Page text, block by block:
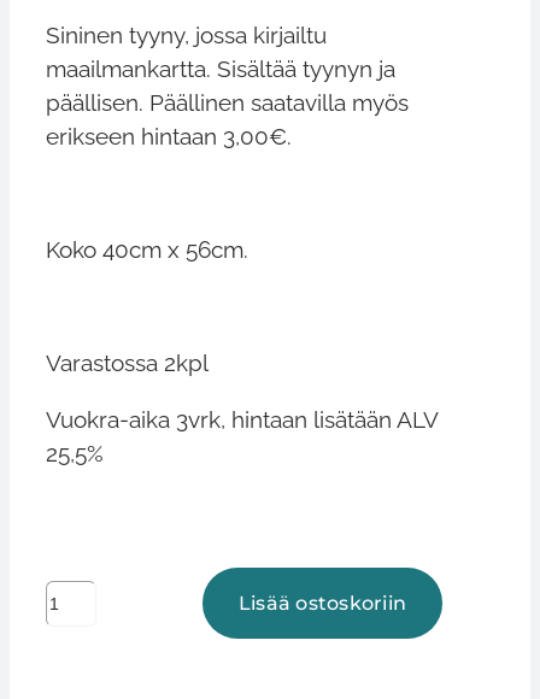
Sininen tyyny, jossa kirjailtu
maailmankartta. Sisältää tyynyn ja
päällisen. Päällinen saatavilla myös
erikseen hintaan 3,00€.
Koko 40cm x 56cm.
Varastossa 2kpl
Vuokra-aika 3vrk, hintaan lisätään ALV
25,5%
Tyyny,
maailmankartta
Lisää ostoskoriin